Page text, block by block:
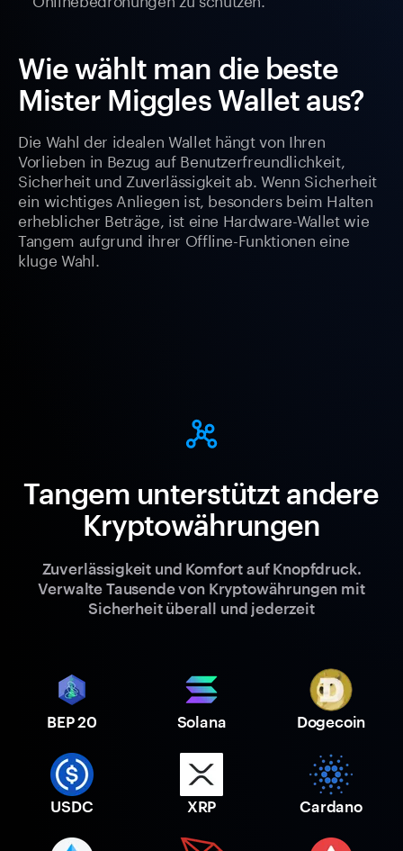
Wie wählt man die beste
Mister Miggles Wallet aus?
Die Wahl der idealen Wallet hängt von Ihren
Vorlieben in Bezug auf Benutzerfreundlichkeit,
Sicherheit und Zuverlässigkeit ab. Wenn Sicherheit
ein wichtiges Anliegen ist, besonders beim Halten
erheblicher Beträge, ist eine Hardware-Wallet wie
Tangem aufgrund ihrer Offline-Funktionen eine
kluge Wahl.
Tangem unterstützt andere
Kryptowährungen
Zuverlässigkeit und Komfort auf Knopfdruck.
Verwalte Tausende von Kryptowährungen mit
Sicherheit überall und jederzeit
BEP 20 Solana Dogecoin
USDC XRP Cardano